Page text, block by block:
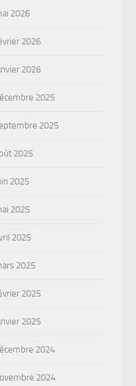
2026
2026
2026
2025
2025
2025
2025
2025
2025
2025
2025
2025
2024
2024